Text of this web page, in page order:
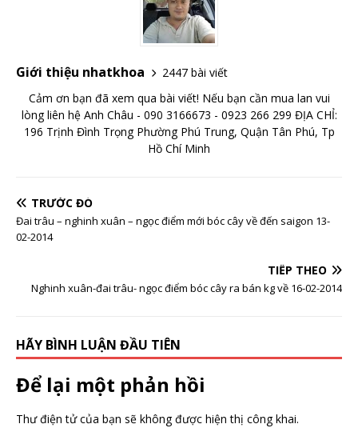
Giới thiệu nhatkhoa
2447 bài viết
Cảm ơn bạn đã xem qua bài viết! Nếu bạn cần mua lan vui
lòng liên hệ Anh Châu - 090 3166673 - 0923 266 299 ĐỊA CHỈ:
196 Trịnh Đình Trọng Phường Phú Trung, Quận Tân Phú, Tp
Hồ Chí Minh
TRƯỚC ĐÓ
Đai trâu – nghinh xuân – ngọc điểm mới bóc cây về đến saigon 13-
02-2014
TIẾP THEO
Nghinh xuân-đai trâu- ngọc điểm bóc cây ra bán kg về 16-02-2014
HÃY BÌNH LUẬN ĐẦU TIÊN
Để lại một phản hồi
Thư điện tử của bạn sẽ không được hiện thị công khai.